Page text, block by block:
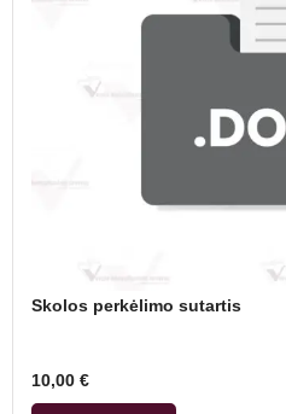
Skolos perkėlimo sutartis
10,00 €